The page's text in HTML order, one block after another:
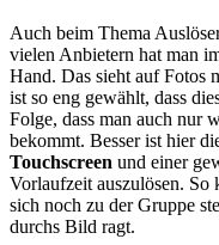
Auch beim Thema
vielen Anbietern hat man
Hand. Das sieht auf Fotos
ist so eng gewählt, dass
Folge, dass man auch nur
bekommt. Besser ist hier
Touchscreen und einer
Vorlaufzeit auszulösen. So
sich noch zu der Gruppe
durchs Bild ragt.